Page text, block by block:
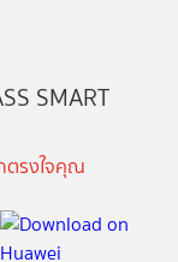
SMART
ตรงใจคุณ